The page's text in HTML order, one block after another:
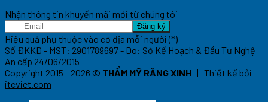
Nhận thông tin khuyến mãi mới từ chúng tôi
Hiệu quả phụ thuộc vào cơ địa mỗi người (*)
Số ĐKKD - MST: 2901789697 - Do: Sở Kế Hoạch & Đầu Tư Nghệ
An cấp 24/06/2015
Copyright 2015 - 2026 © THẨM MỸ RĂNG XINH-|- Thiết kế bởi
itcviet.com